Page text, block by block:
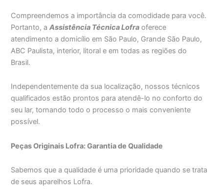
Compreendemos a importância da comodidade para você.
Portanto, aAssistência Técnica Lofra oferece
atendimento a domicílio em São Paulo, Grande São Paulo,
ABC Paulista, interior, litoral e em todas as regiões do
Brasil.
Independentemente da sua localização, nossos técnicos
qualificados estão prontos para atendê-lo no conforto do
seu lar, tornando todo o processo o mais conveniente
possível.
Peças Originais Lofra: Garantia de Qualidade
Sabemos que a qualidade é uma prioridade quando se trata
de seus aparelhos Lofra.